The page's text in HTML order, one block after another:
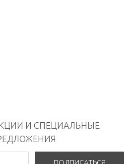
И СПЕЦИАЛЬНЫЕ
ПОДПИСАТЬСЯ